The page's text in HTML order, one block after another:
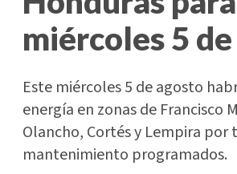
miércoles 5
Este miércoles 5 de agosto
energía en zonas de Francisco
Olancho, Cortés y Lempira por
mantenimiento programados.